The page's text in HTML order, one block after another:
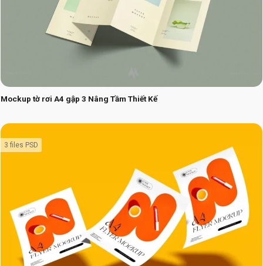
Mockup tờ rơi A4 gập 3 Nâng Tầm Thiết Kế
3 files PSD